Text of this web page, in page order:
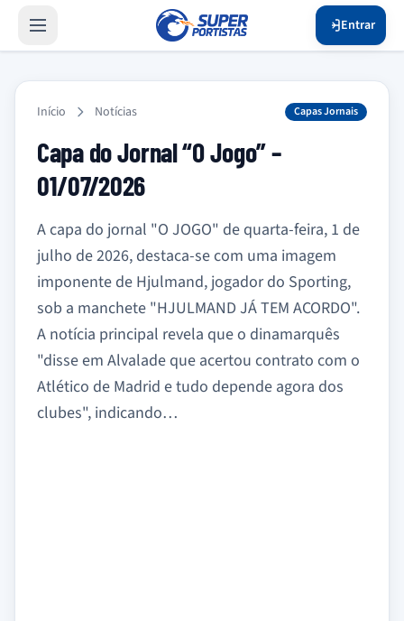
Entrar
Início Notícias Capas Jornais
Capa do Jornal “O Jogo” –
01/07/2026
A capa do jornal "O JOGO" de quarta-feira, 1 de
julho de 2026, destaca-se com uma imagem
imponente de Hjulmand, jogador do Sporting,
sob a manchete "HJULMAND JÁ TEM ACORDO".
A notícia principal revela que o dinamarquês
"disse em Alvalade que acertou contrato com o
Atlético de Madrid e tudo depende agora dos
clubes", indicando…